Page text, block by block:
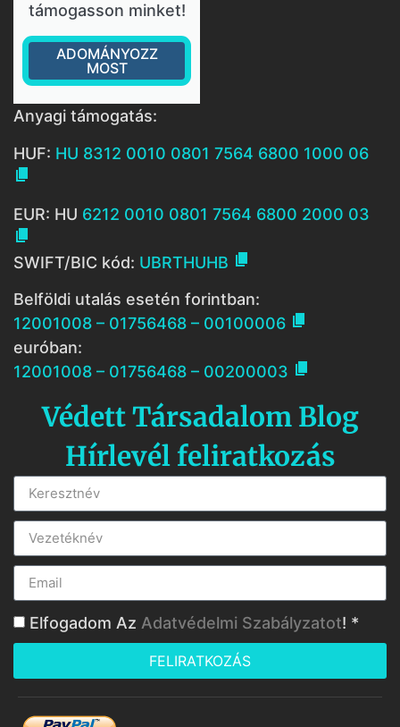
támogasson minket!
ADOMÁNYOZZ
MOST
Anyagi támogatás:
HUF: HU 8312 0010 0801 7564 6800 1000 06

EUR: HU 6212 0010 0801 7564 6800 2000 03

SWIFT/BIC kód: UBRTHUHB 
Belföldi utalás esetén forintban:
12001008 – 01756468 – 00100006 
euróban:
12001008 – 01756468 – 00200003 
Védett Társadalom Blog
Hírlevél feliratkozás
Elfogadom Az Adatvédelmi Szabályzatot! *
FELIRATKOZÁS